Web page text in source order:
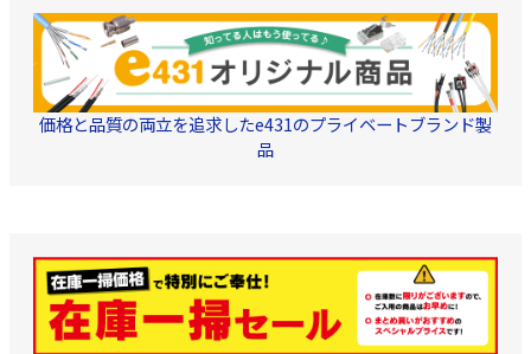
価格と品質の両立を追求したe431のプライベートブランド製
品